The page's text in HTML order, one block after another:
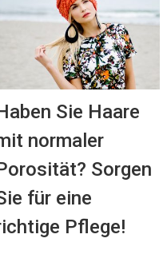
Sie Haare
normaler
Sorgen
für eine
Pflege!